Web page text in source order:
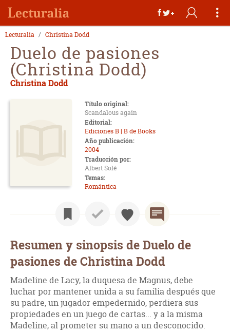
Lecturalia Christina Dodd
Duelo de pasiones
(Christina Dodd)
Christina Dodd
Título original:
Scandalous again
Editorial:
Ediciones B | B de Books
Año publicación:
2004
Traducción por:
Albert Solé
Temas:
Romántica
Resumen y sinopsis de Duelo de
pasiones de Christina Dodd
Madeline de Lacy, la duquesa de Magnus, debe
luchar por mantener unida a su familia después que
su padre, un jugador empedernido, perdiera sus
propiedades en un juego de cartas... y a la misma
Madeline, al prometer su mano a un desconocido.